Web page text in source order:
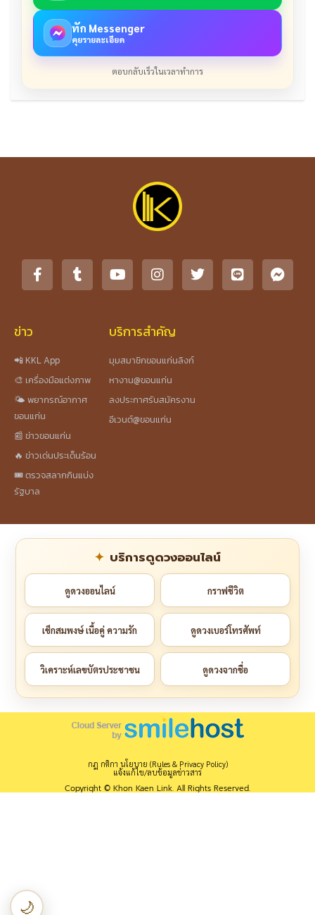
ทัก Messenger
คุยรายละเอียด
ตอบกลับเร็วในเวลาทำการ
ข่าว
📲 KKL App
🎨 เครื่องมือแต่งภาพ
🌤️ พยากรณ์อากาศ
ขอนแก่น
📰 ข่าวขอนแก่น
🔥 ข่าวเด่นประเด็นร้อน
🎟️ ตรวจสลากกินแบ่ง
รัฐบาล
บริการสำคัญ
มุมสมาชิกขอนแก่นลิงก์
หางาน@ขอนแก่น
ลงประกาศรับสมัครงาน
อีเวนต์@ขอนแก่น
บริการดูดวงออนไลน์
ดูดวงออนไลน์ กราฟชีวิต
เช็กสมพงษ์ เนื้อคู่ ความรัก ดูดวงเบอร์โทรศัพท์
วิเคราะห์เลขบัตรประชาชน ดูดวงจากชื่อ
กฎ กติกา นโยบาย (Rules & Privacy Policy)
แจ้งแก้ไข/ลบข้อมูลข่าวสาร
Copyright © Khon Kaen Link. All Rights Reserved.
🌙